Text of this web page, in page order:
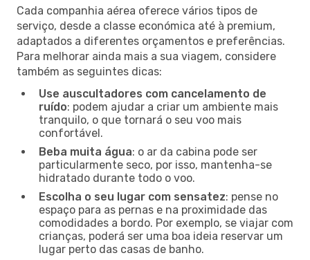
Cada companhia aérea oferece vários tipos de
serviço, desde a classe económica até à premium,
adaptados a diferentes orçamentos e preferências.
Para melhorar ainda mais a sua viagem, considere
também as seguintes dicas:
Use auscultadores com cancelamento de
ruído: podem ajudar a criar um ambiente mais
tranquilo, o que tornará o seu voo mais
confortável.
Beba muita água: o ar da cabina pode ser
particularmente seco, por isso, mantenha-se
hidratado durante todo o voo.
Escolha o seu lugar com sensatez: pense no
espaço para as pernas e na proximidade das
comodidades a bordo. Por exemplo, se viajar com
crianças, poderá ser uma boa ideia reservar um
lugar perto das casas de banho.